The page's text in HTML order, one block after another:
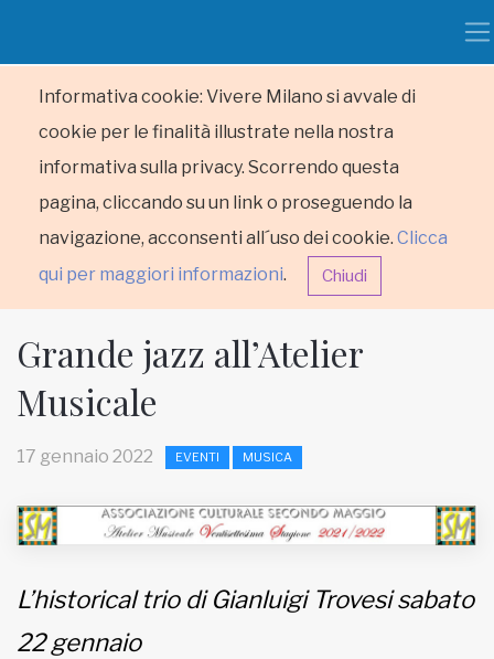
Informativa cookie: Vivere Milano si avvale di
cookie per le finalità illustrate nella nostra
informativa sulla privacy. Scorrendo questa
pagina, cliccando su un link o proseguendo la
navigazione, acconsenti all´uso dei cookie. Clicca
qui per maggiori informazioni. Chiudi
HOME
MUNICIPI
Grande jazz all’Atelier
Musicale
17 gennaio 2022 EVENTI MUSICA
L’historical trio di Gianluigi Trovesi sabato
22 gennaio